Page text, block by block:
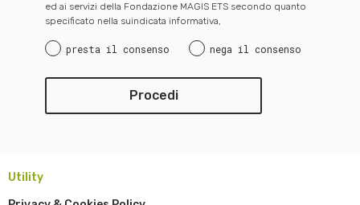
ed ai servizi della Fondazione MAGIS ETS secondo quanto
specificato nella suindicata informativa,
presta il consenso nega il consenso
Utility